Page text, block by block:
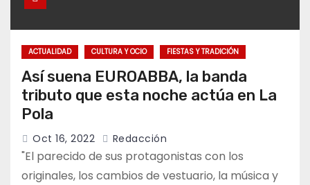
ACTUALIDAD CULTURA Y OCIO FIESTAS Y TRADICIÓN
Así suena EUROABBA, la banda
tributo que esta noche actúa en La
Pola
Oct 16, 2022 Redacción
"El parecido de sus protagonistas con los
originales, los cambios de vestuario, la música y